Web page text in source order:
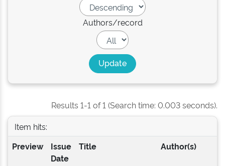
Authors/record
Results 1-1 of 1 (Search time: 0.003 seconds).
Item hits:
Preview
Issue
Date
Title Author(s)